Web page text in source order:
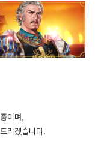
이며,
리겠습니다.